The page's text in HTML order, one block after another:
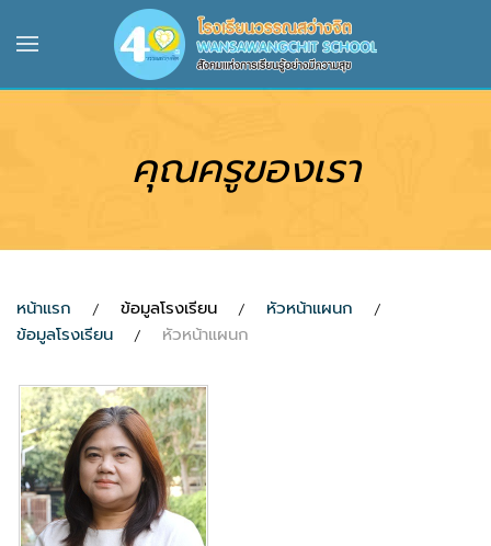
Skip to main content
คุณครูของเรา
หน้าแรก ข้อมูลโรงเรียน
หัวหน้าแผนก
ข้อมูลโรงเรียน
หัวหน้าแผนก